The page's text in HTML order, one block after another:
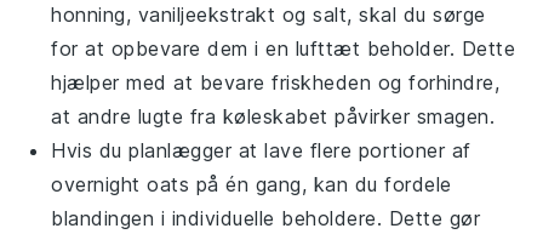
honning, vaniljeekstrakt ogsalt, skal du sørge
for at opbevare dem i en lufttæt beholder. Dette
hjælper med at bevare friskheden og forhindre,
at andre lugte fra køleskabet påvirker smagen.
Hvis du planlægger at lave flere portioner af
overnight oats på én gang, kan du fordele
blandingen i individuelle beholdere. Dette gør